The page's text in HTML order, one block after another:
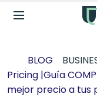
BLOG
Pricing |Guía
mejor precio a tus